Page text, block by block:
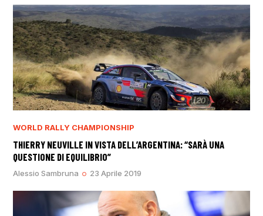
WORLD RALLY CHAMPIONSHIP
THIERRY NEUVILLE IN VISTA DELL’ARGENTINA: “SARÀ UNA
QUESTIONE DI EQUILIBRIO”
Alessio Sambruna 23 Aprile 2019